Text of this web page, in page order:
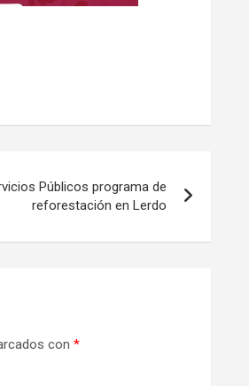
Públicos programa de
reforestación en Lerdo
con *